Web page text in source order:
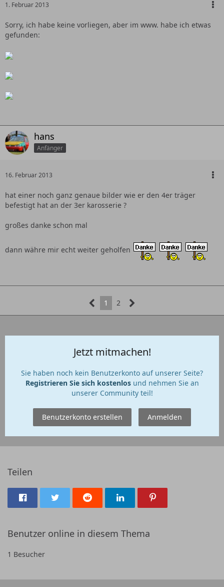
1. Februar 2013
Sorry, ich habe keine vorliegen, aber im www. habe ich etwas
gefunden:
hans
Anfänger
16. Februar 2013
hat einer noch ganz genaue bilder wie er den 4er träger
befestigt hat an der 3er karosserie ?
großes danke schon mal
dann währe mir echt weiter geholfen
1 2
Jetzt mitmachen!
Sie haben noch kein Benutzerkonto auf unserer Seite?
Registrieren Sie sich kostenlosund nehmen Sie an
unserer Community teil!
Benutzerkonto erstellen Anmelden
Teilen
Benutzer online in diesem Thema
1 Besucher